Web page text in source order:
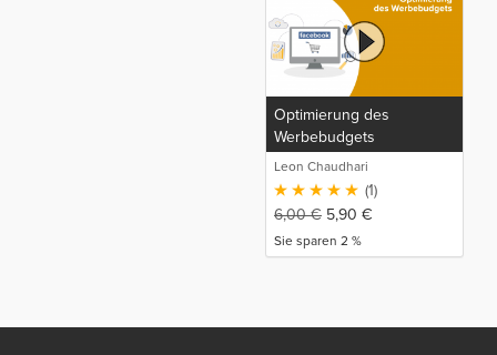
Optimierung des
Werbebudgets
Leon Chaudhari
(1)
6,00€ 5,90 €
Sie sparen 2 %